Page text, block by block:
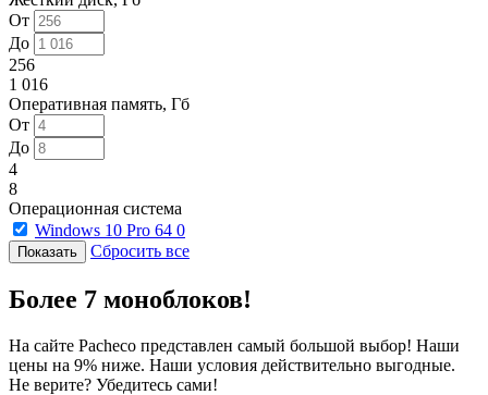
От
До
256
1 016
Оперативная память, Гб
От
До
4
8
Операционная система
Windows 10 Pro 64 0
Сбросить все
Более 7 моноблоков!
На сайте Pacheco представлен самый большой выбор! Наши
цены на 9% ниже. Наши условия действительно выгодные.
Не верите? Убедитесь сами!